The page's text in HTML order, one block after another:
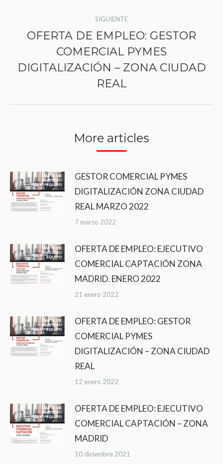
SIGUIENTE
siguiente:
OFERTA DE EMPLEO: GESTOR
COMERCIAL PYMES
DIGITALIZACIÓN – ZONA CIUDAD
REAL
More articles
GESTOR COMERCIAL PYMES
DIGITALIZACIÓN ZONA CIUDAD
REAL MARZO 2022
7 marzo 2022
OFERTA DE EMPLEO: EJECUTIVO
COMERCIAL CAPTACIÓN ZONA
MADRID. ENERO 2022
21 enero 2022
OFERTA DE EMPLEO: GESTOR
COMERCIAL PYMES
DIGITALIZACIÓN – ZONA CIUDAD
REAL
12 enero 2022
OFERTA DE EMPLEO: EJECUTIVO
COMERCIAL CAPTACIÓN – ZONA
MADRID
10 diciembre 2021